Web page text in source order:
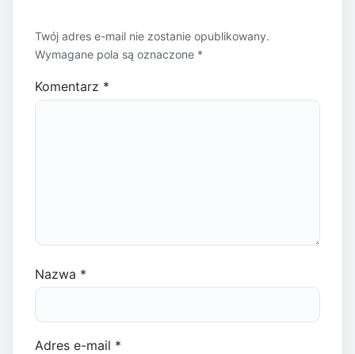
Twój adres e-mail nie zostanie opublikowany.
Wymagane pola są oznaczone *
Komentarz *
Nazwa *
Adres e-mail *